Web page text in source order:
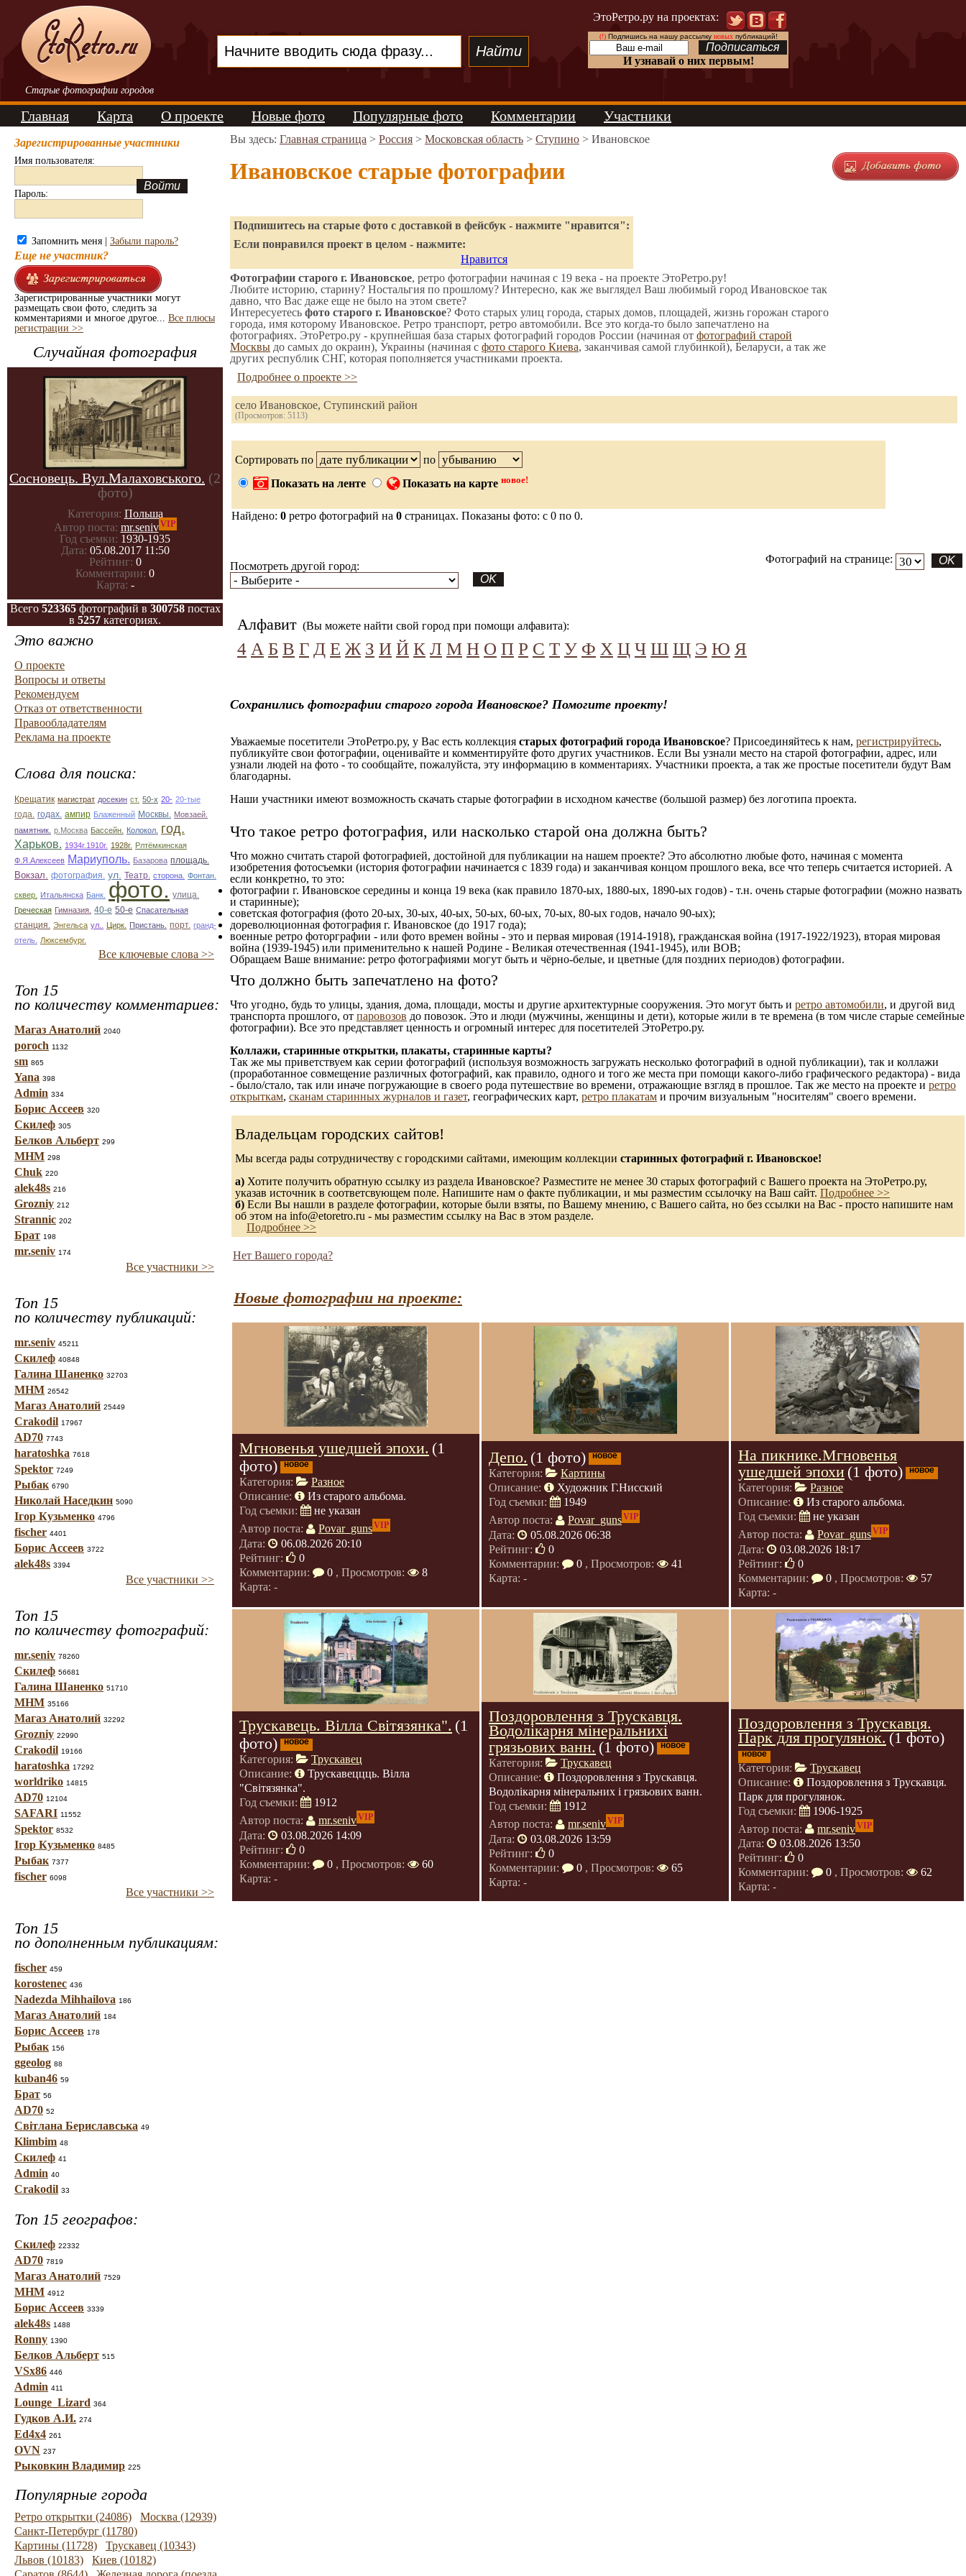
Старые фотографии городов
ЭтоРетро.ру на проектах:
(!)Подпишись на нашу рассылку новыхпубликаций!
И узнавай о них первым!
Главная Карта О проекте Новые фото Популярные фото Комментарии Участники
Зарегистрированные участники
Имя пользователя:
Пароль:
Запомнить меня | Забыли пароль?
Еще не участник?
Зарегистрированные участники могут
размещать свои фото, следить за
комментариями и многое другое... Все плюсы
регистрации >>
Случайная фотография
Сосновець. Вул.Малаховського. (2
фото)
Категория: Польша
Автор поста: mr.senivVIP
Год съемки: 1930-1935
Дата: 05.08.2017 11:50
Рейтинг: 0
Комментарии: 0
Карта: -
Всего 523365фотографий в 300758постах
в 5257 категориях.
Это важно
О проекте
Вопросы и ответы
Рекомендуем
Отказ от ответственности
Правообладателям
Реклама на проекте
Слова для поиска:
Крещатик магистрат досекин ст. 50-х 20- 20-тые
года.
годах. ампир Блаженный Москвы.
Мовзаей.
памятник. р.Москва Бассейн. Колокол. год.
Харьков. 1934г.1910г. 1928г. Рлтёмкинская
Ф.Я.Алексеев Мариуполь. Базарова площадь.
Вокзал. фотография. ул. Театр. сторона. Фонтан.
сквер. Итальянска Банк. фото. улица.
Греческая Гимназия. 40-е 50-е Спасательная
станция.
Энгельса ул.. Цирк. Пристань. порт. гранд-
отель.
Люксембург.
Все ключевые слова >>
Топ 15
по количеству комментариев:
Магаз Анатолий 2040
poroch 1132
sm 865
Yana 398
Admin 334
Борис Ассеев 320
Скилеф 305
Белков Альберт 299
МНМ 298
Chuk 220
alek48s 216
Grozniy 212
Strannic 202
Брат 198
mr.seniv 174
Все участники >>
Топ 15
по количеству публикаций:
mr.seniv 45211
Скилеф 40848
Галина Шаненко 32703
МНМ 26542
Магаз Анатолий 25449
Crakodil 17967
AD70 7743
haratoshka 7618
Spektor 7249
Рыбак 6790
Николай Наседкин 5090
Ігор Кузьменко 4796
fischer 4401
Борис Ассеев 3722
alek48s 3394
Все участники >>
Топ 15
по количеству фотографий:
mr.seniv 78260
Скилеф 56681
Галина Шаненко 51710
МНМ 35166
Магаз Анатолий 32292
Grozniy 22990
Crakodil 19166
haratoshka 17292
worldriko 14815
AD70 12104
SAFARI 11552
Spektor 8532
Ігор Кузьменко 8485
Рыбак 7377
fischer 6098
Все участники >>
Топ 15
по дополненным публикациям:
fischer 459
korostenec 436
Nadezda Mihhailova 186
Магаз Анатолий 184
Борис Ассеев 178
Рыбак 156
ggeolog 88
kuban46 59
Брат 56
AD70 52
Світлана Бериславська 49
Klimbim 48
Скилеф 41
Admin 40
Crakodil 33
Топ 15 географов:
Скилеф 22332
AD70 7819
Магаз Анатолий 7529
МНМ 4912
Борис Ассеев 3339
alek48s 1488
Ronny 1390
Белков Альберт 515
VSx86 446
Admin 411
Lounge_Lizard 364
Гудков А.И. 274
Ed4x4 261
OVN 237
Рыковкин Владимир 225
Популярные города
Ретро открытки (24086)
Москва (12939)
Санкт-Петербург (11780)
Картины (11728)
Трускавец (10343)
Львов (10183)
Киев (10182)
Вы здесь: Главная страница > Россия > Московская область > Ступино > Ивановское
Ивановское старые фотографии
Подпишитесь на старые фото с доставкой в фейсбук - нажмите "нравится":
Если понравился проект в целом - нажмите:
Нравится
Фотографии старого г. Ивановское, ретро фотографии начиная с 19 века - на проекте ЭтоРетро.ру!
Любите историю, старину? Ностальгия по прошлому? Интересно, как же выглядел Ваш любимый город Ивановское так
давно, что Вас даже еще не было на этом свете?
Интересуетесь фото старого г. Ивановское? Фото старых улиц города, старых домов, площадей, жизнь горожан старого
города, имя которому Ивановское. Ретро транспорт, ретро автомобили. Все это когда-то было запечатлено на
фотографиях. ЭтоРетро.ру - крупнейшая база старых фотографий городов России (начиная от фотографий старой
Москвы до самых до окраин), Украины (начиная с фото старого Киева, заканчивая самой глубинкой), Беларуси, а так же
других республик СНГ, которая пополняется участниками проекта.
Подробнее о проекте >>
село Ивановское, Ступинский район
(Просмотров: 5113)
Сортировать по
по
Показать на ленте
Показать на карте новое!
Найдено: 0 ретро фотографий на 0 страницах. Показаны фото: с 0 по 0.
Посмотреть другой город:
Фотографий на странице:
Алфавит (Вы можете найти свой город при помощи алфавита):
4 А Б В Г Д Е Ж З И Й К Л М Н О П Р С Т У Ф Х Ц Ч Ш Щ Э Ю Я
Сохранились фотографии старого города Ивановское? Помогите проекту!
Уважаемые посетители ЭтоРетро.ру, у Вас есть коллекция старых фотографий города Ивановское? Присоединяйтесь к нам, регистрируйтесь,
публикуйте свои фотографии, оценивайте и комментируйте фото других участников. Если Вы узнали место на старой фотографии, адрес, или
узнали людей на фото - то сообщайте, пожалуйста, эту информацию в комментариях. Участники проекта, а так же простые посетители будут Вам
благодарны.
Наши участники имеют возможность скачать старые фотографии в исходном качестве (большой размер) без логотипа проекта.
Что такое ретро фотография, или насколько старой она должна быть?
Что можно считать старой фотографией, достойной для публикации на нашем проекте? Это абсолютно любые фото, начиная c момента
изобретения фотосъемки (история фотографии начинается с 1839 года) и заканчивая концом прошлого века, все что теперь считается историей. А
если конкретно, то это:
фотографии г. Ивановское середины и конца 19 века (как правило 1870-ых, 1880-ых, 1890-ых годов) - т.н. очень старые фотографии (можно назвать
и старинные);
советская фотография (фото 20-ых, 30-ых, 40-ых, 50-ых, 60-ых, 70-ых, 80-ых годов, начало 90-ых);
дореволюционная фотография г. Ивановское (до 1917 года);
военные ретро фоторграфии - или фото времен войны - это и первая мировая (1914-1918), гражданская война (1917-1922/1923), вторая мировая
война (1939-1945) или применительно к нашей Родине - Великая отечественная (1941-1945), или ВОВ;
Обращаем Ваше внимание: ретро фотографиями могут быть и чёрно-белые, и цветные (для поздних периодов) фотографии.
Что должно быть запечатлено на фото?
Что угодно, будь то улицы, здания, дома, площади, мосты и другие архитектурные сооружения. Это могут быть и ретро автомобили, и другой вид
транспорта прошлого, от паровозов до повозок. Это и люди (мужчины, женщины и дети), которые жили в те времена (в том числе старые семейные
фотографии). Все это представляет ценность и огромный интерес для посетителей ЭтоРетро.ру.
Коллажи, старинные открытки, плакаты, старинные карты?
Так же мы приветствуем как серии фотографий (используя возможность загружать несколько фотографий в одной публикации), так и коллажи
(проработанное совмещение различных фотографий, как правило, одного и того же места при помощи какого-либо графического редактора) - вида
- было/стало, так или иначе погружающие в своего рода путешествие во времени, отражающие взгляд в прошлое. Так же место на проекте и ретро
открыткам, сканам старинных журналов и газет, географических карт, ретро плакатам и прочим визуальным "носителям" своего времени.
Владельцам городских сайтов!
Мы всегда рады сотрудничеству с городскими сайтами, имеющим коллекции старинных фотографий г. Ивановское!
а) Хотите получить обратную ссылку из раздела Ивановское? Разместите не менее 30 старых фотографий с Вашего проекта на ЭтоРетро.ру,
указав источник в соответсвующем поле. Напишите нам о факте публикации, и мы разместим ссылочку на Ваш сайт. Подробнее >>
б) Если Вы нашли в разделе фотографии, которые были взяты, по Вашему мнению, с Вашего сайта, но без ссылки на Вас - просто напишите нам
об этом на info@etoretro.ru - мы разместим ссылку на Вас в этом разделе.
Подробнее >>
Нет Вашего города?
Новые фотографии на проекте:
Мгновенья ушедшей эпохи. (1
фото)
новое
Категория:
Разное
Описание:
Из старого альбома.
Год съемки:
не указан
Автор поста:
Povar_gunsVIP
Дата:
06.08.2026 20:10
Рейтинг:
0
Комментарии:
0 , Просмотров:
8
Карта: -
Депо. (1 фото) новое
Категория:
Картины
Описание:
Художник Г.Нисский
Год съемки:
1949
Автор поста:
Povar_gunsVIP
Дата:
05.08.2026 06:38
Рейтинг:
0
Комментарии:
0 , Просмотров:
41
Карта: -
На пикнике.Мгновенья
ушедшей эпохи (1 фото) новое
Категория:
Разное
Описание:
Из старого альбома.
Год съемки:
не указан
Автор поста:
Povar_gunsVIP
Дата:
03.08.2026 18:17
Рейтинг:
0
Комментарии:
0 , Просмотров:
57
Карта: -
Трускавець. Вілла Світязянка". (1
фото)
новое
Категория:
Трускавец
Описание:
Трускавеццць. Вілла
"Світязянка".
Год съемки:
1912
Автор поста:
mr.senivVIP
Дата:
03.08.2026 14:09
Рейтинг:
0
Комментарии:
0 , Просмотров:
60
Карта: -
Поздоровлення з Трускавця.
Водолікарня мінеральнихі
грязьових ванн. (1 фото) новое
Категория:
Трускавец
Описание:
Поздоровлення з Трускавця.
Водолікарня мінеральних і грязьових ванн.
Год съемки:
1912
Автор поста:
mr.senivVIP
Дата:
03.08.2026 13:59
Рейтинг:
0
Комментарии:
0 , Просмотров:
65
Карта: -
Поздоровлення з Трускавця.
Парк для прогулянок.(1 фото)
новое
Категория:
Трускавец
Описание:
Поздоровлення з Трускавця.
Парк для прогулянок.
Год съемки:
1906-1925
Автор поста:
mr.senivVIP
Дата:
03.08.2026 13:50
Рейтинг:
0
Комментарии:
0 , Просмотров:
62
Карта: -